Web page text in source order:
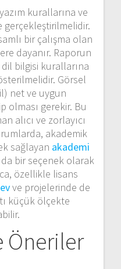
kurallarına ve
bir çalışma olan
dayanır. Raporun
dil bilgisi kurallarına
Görsel
net ve uygun
olması gerekir. Bu
alıcı ve zorlayıcı
akademik
sağlayan akademi
da bir seçenek olarak
özellikle lisans
ve projelerinde de
küçük ölçekte
Öneriler